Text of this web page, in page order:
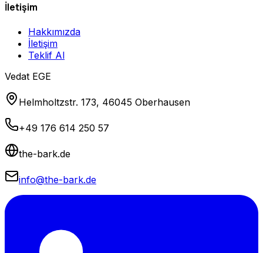
İletişim
Hakkımızda
İletişim
Teklif Al
Vedat EGE
Helmholtzstr. 173, 46045 Oberhausen
+49 176 614 250 57
the-bark.de
info@the-bark.de